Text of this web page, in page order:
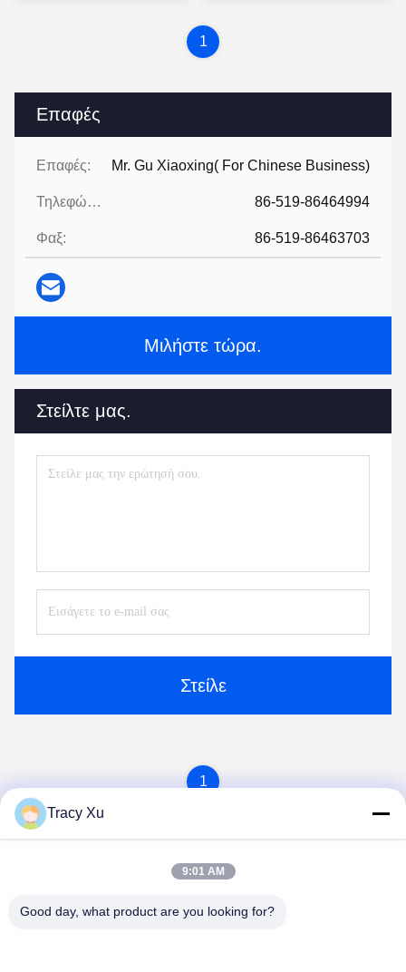
Επαφές
Επαφές: Mr. Gu Xiaoxing( For Chinese Business)
Τηλεφώνημα: 86-519-86464994
Φαξ: 86-519-86463703
Μιλήστε τώρα.
Στείλτε μας.
Στείλε
1
1
Tracy Xu
9:01 AM
Good day, what product are you looking for?